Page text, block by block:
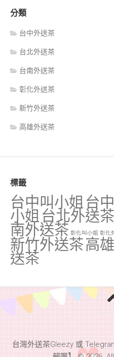
分類
台中外送茶
台北外送茶
台南外送茶
彰化外送茶
新竹外送茶
高雄外送茶
標籤
台中叫小姐 台
小姐 台北外送茶
南外送茶 彰化叫小姐 彰化
新竹外送茶高
送茶
台灣外送茶Gleezy 或